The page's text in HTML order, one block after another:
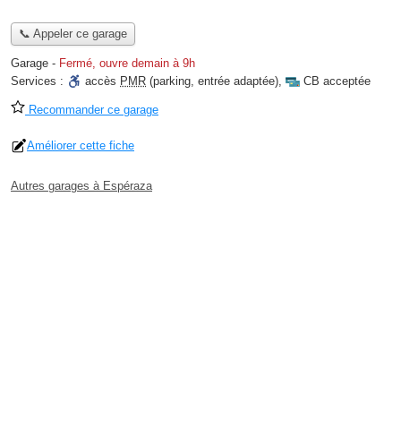
📞 Appeler ce garage
Garage - Fermé, ouvre demain à 9h
Services :
accès PMR (parking, entrée adaptée), CB acceptée
Recommander ce garage
Améliorer cette fiche
Autres garages à Espéraza